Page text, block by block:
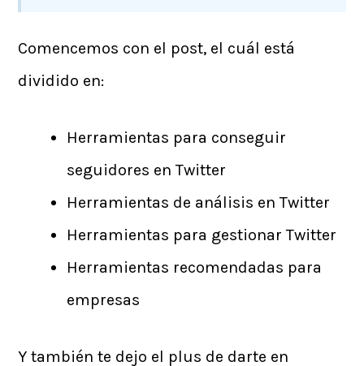
Comencemos con el post, el cuál está
dividido en:
Herramientas para conseguir
seguidores en Twitter
Herramientas de análisis en Twitter
Herramientas para gestionar Twitter
Herramientas recomendadas para
empresas
Y también te dejo el plus de darte en